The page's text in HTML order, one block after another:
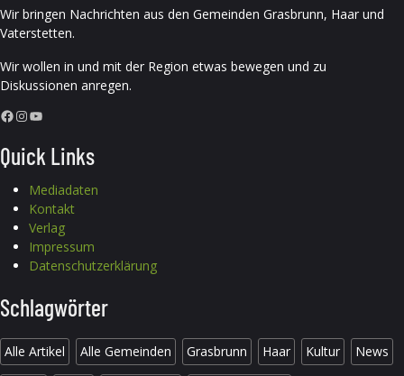
Wir bringen Nachrichten aus den Gemeinden Grasbrunn, Haar und
Vaterstetten.
Wir wollen in und mit der Region etwas bewegen und zu
Diskussionen anregen.
Facebook InstagramYouTube
Quick Links
Mediadaten
Kontakt
Verlag
Impressum
Datenschutzerklärung
Schlagwörter
Alle Artikel Alle Gemeinden Grasbrunn Haar Kultur News